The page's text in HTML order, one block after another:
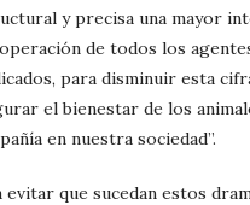
y precisa una mayor
de todos los
para disminuir esta
el bienestar de los
en nuestra sociedad”.
evitar que sucedan estos